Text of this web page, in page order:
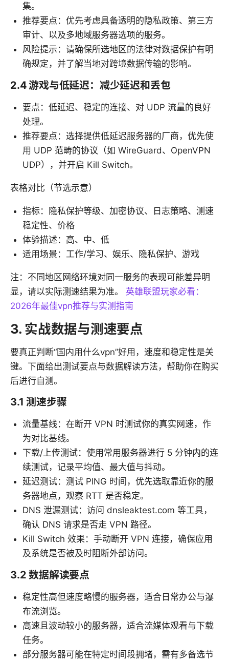
集。
推荐要点：优先考虑具备透明的隐私政策、第三方
审计、以及多地域服务器选项的服务。
风险提示：请确保所选地区的法律对数据保护有明
确规定，并了解当地对跨境数据传输的影响。
2.4 游戏与低延迟：减少延迟和丢包
要点：低延迟、稳定的连接、对 UDP 流量的良好
处理。
推荐要点：选择提供低延迟服务器的厂商，优先使
用 UDP 范畴的协议（如 WireGuard、OpenVPN
UDP），并开启 Kill Switch。
表格对比（节选示意）
指标：隐私保护等级、加密协议、日志策略、测速
稳定性、价格
体验描述：高、中、低
适用场景：工作/学习、娱乐、隐私保护、游戏
注：不同地区网络环境对同一服务的表现可能差异明
显，请以实际测速结果为准。 英雄联盟玩家必看：
2026年最佳vpn推荐与实测指南
3. 实战数据与测速要点
要真正判断“国内用什么vpn”好用，速度和稳定性是关
键。下面给出测试要点与数据解读方法，帮助你在购买
后进行自测。
3.1 测速步骤
流量基线：在断开 VPN 时测试你的真实网速，作
为对比基线。
下载/上传测试：使用常用服务器进行 5 分钟内的连
续测试，记录平均值、最大值与抖动。
延迟测试：测试 PING 时间，优先选取靠近你的服
务器地点，观察 RTT 是否稳定。
DNS 泄漏测试：访问 dnsleaktest.com 等工具，
确认 DNS 请求是否走 VPN 路径。
Kill Switch 效果：手动断开 VPN 连接，确保应用
及系统是否被及时阻断外部访问。
3.2 数据解读要点
稳定性高但速度略慢的服务器，适合日常办公与瀑
布流浏览。
高速且波动较小的服务器，适合流媒体观看与下载
任务。
部分服务器可能在特定时间段拥堵，需有多备选节